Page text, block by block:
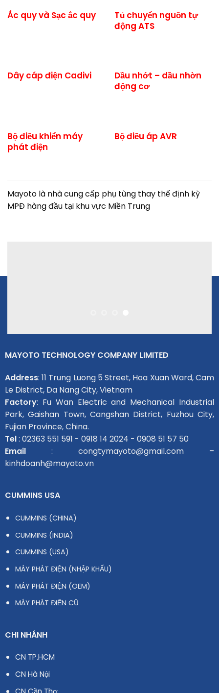
Ắc quy và Sạc ắc quy
Tủ chuyển nguồn tự
động ATS
Dây cáp điện Cadivi
Dầu nhớt – dầu nhờn
động cơ
Bộ điều khiển máy
phát điện
Bộ điều áp AVR
Mayoto là nhà cung cấp phụ tùng thay thế định kỳ
MPĐ hàng đầu tại khu vực Miền Trung
MAYOTO TECHNOLOGY COMPANY LIMITED
Address: 11 Trung Luong 5 Street, Hoa Xuan Ward, Cam
Le District, Da Nang City, Vietnam
Factory: Fu Wan Electric and Mechanical Industrial
Park, Gaishan Town, Cangshan District, Fuzhou City,
Fujian Province, China.
Tel: 02363 551 591 - 0918 14 2024 - 0908 51 57 50
Email: congtymayoto@gmail.com –
kinhdoanh@mayoto.vn
CUMMINS USA
CUMMINS (CHINA)
CUMMINS (INDIA)
CUMMINS (USA)
MÁY PHÁT ĐIỆN (NHẬP KHẨU)
MÁY PHÁT ĐIỆN (OEM)
MÁY PHÁT ĐIỆN CŨ
CHI NHÁNH
CN TP.HCM
CN Hà Nội
CN Cần Thơ